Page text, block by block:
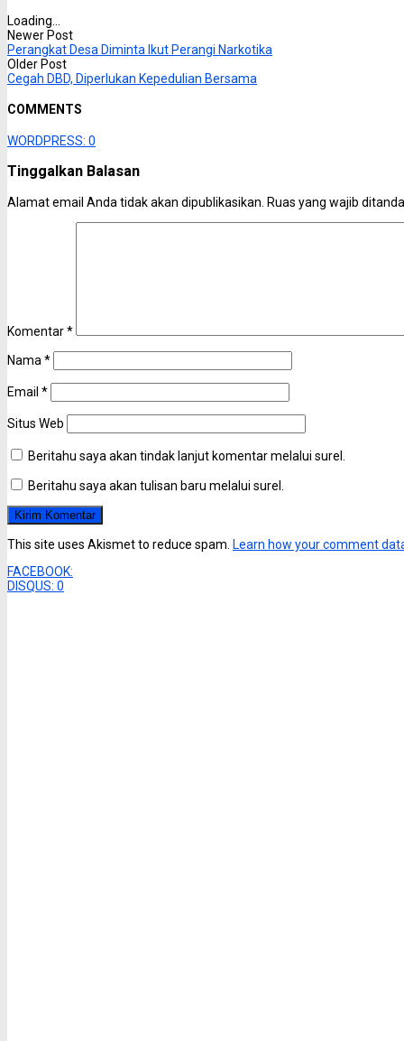
Loading...
Newer Post
Perangkat Desa Diminta Ikut Perangi Narkotika
Older Post
Cegah DBD, Diperlukan Kepedulian Bersama
COMMENTS
WORDPRESS: 0
Tinggalkan Balasan
Alamat email Anda tidak akan dipublikasikan. Ruas yang wajib
Komentar*
Nama *
Email *
Situs Web
Beritahu saya akan tindak lanjut komentar melalui surel.
Beritahu saya akan tulisan baru melalui surel.
This site uses Akismet to reduce spam. Learn how your comment
FACEBOOK:
DISQUS: 0